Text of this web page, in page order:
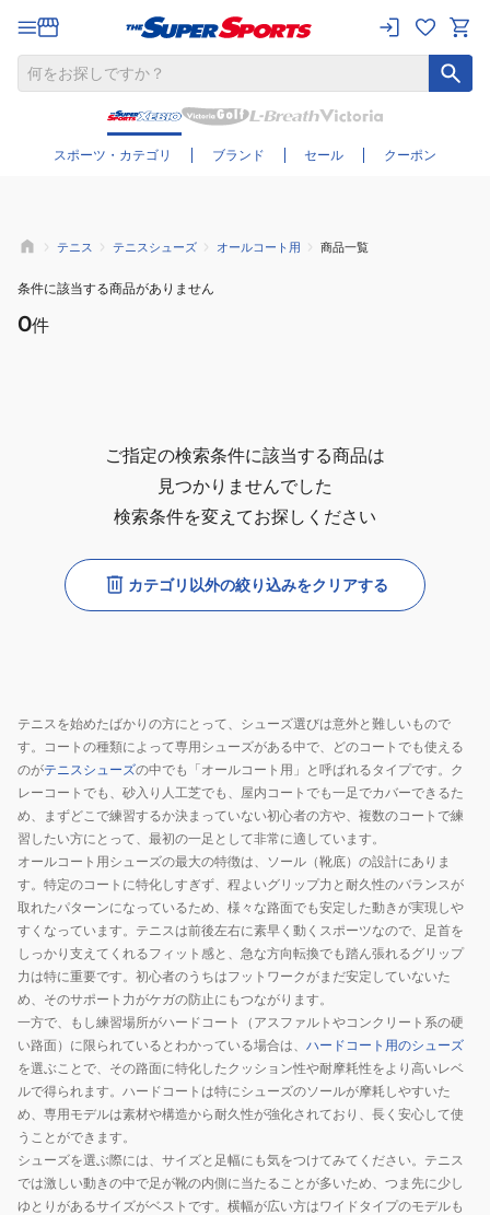
スポーツ・カテゴリ ブランド セール クーポン
さらに絞り込む
テニス テニスシューズ オールコート用 商品一覧
条件に該当する商品がありません
0件
ご指定の検索条件に該当する商品は
見つかりませんでした
検索条件を変えてお探しください
カテゴリ以外の絞り込みをクリアする
テニスを始めたばかりの方にとって、シューズ選びは意外と難しいもので
す。コートの種類によって専用シューズがある中で、どのコートでも使える
のがテニスシューズの中でも「オールコート用」と呼ばれるタイプです。ク
レーコートでも、砂入り人工芝でも、屋内コートでも一足でカバーできるた
め、まずどこで練習するか決まっていない初心者の方や、複数のコートで練
習したい方にとって、最初の一足として非常に適しています。
オールコート用シューズの最大の特徴は、ソール（靴底）の設計にありま
す。特定のコートに特化しすぎず、程よいグリップ力と耐久性のバランスが
取れたパターンになっているため、様々な路面でも安定した動きが実現しや
すくなっています。テニスは前後左右に素早く動くスポーツなので、足首を
しっかり支えてくれるフィット感と、急な方向転換でも踏ん張れるグリップ
力は特に重要です。初心者のうちはフットワークがまだ安定していないた
め、そのサポート力がケガの防止にもつながります。
一方で、もし練習場所がハードコート（アスファルトやコンクリート系の硬
い路面）に限られているとわかっている場合は、 ハードコート用のシューズ
を選ぶことで、その路面に特化したクッション性や耐摩耗性をより高いレベ
ルで得られます。ハードコートは特にシューズのソールが摩耗しやすいた
め、専用モデルは素材や構造から耐久性が強化されており、長く安心して使
うことができます。
シューズを選ぶ際には、サイズと足幅にも気をつけてみてください。テニス
では激しい動きの中で足が靴の内側に当たることが多いため、つま先に少し
ゆとりがあるサイズがベストです。横幅が広い方はワイドタイプのモデルも